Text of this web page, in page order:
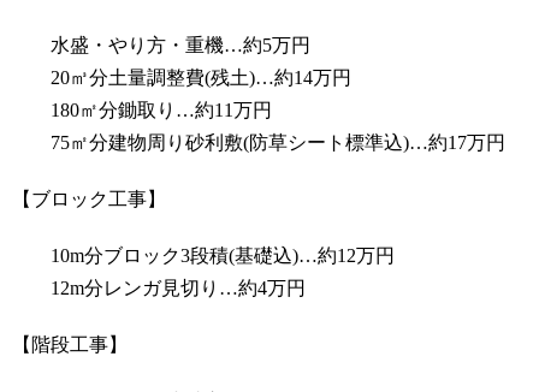
水盛・やり方・重機…約5万円
20㎥分土量調整費(残土)…約14万円
180㎡分鋤取り…約11万円
75㎡分建物周り砂利敷(防草シート標準込)…約17万円
【ブロック工事】
10m分ブロック3段積(基礎込)…約12万円
12m分レンガ見切り…約4万円
【階段工事】